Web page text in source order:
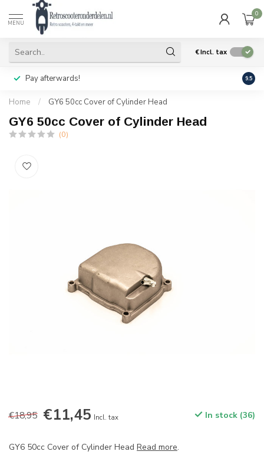
MENU
0
€Incl. tax
Pay afterwards! Geen
9.5
Home / GY6 50cc Cover of Cylinder Head
GY6 50cc Cover of Cylinder Head
(0)
€18,95 €11,45 Incl. tax In stock (36)
GY6 50cc Cover of Cylinder Head Read more.